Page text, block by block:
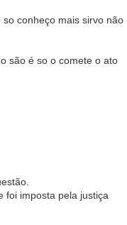
conheço mais sirvo não
são é so o comete o ato
foi imposta pela justiça